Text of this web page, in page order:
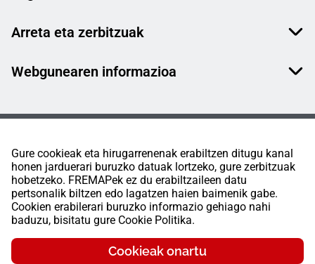
Gure cookieak eta hirugarrenenak erabiltzen ditugu kanal
honen jarduerari buruzko datuak lortzeko, gure zerbitzuak
hobetzeko. FREMAPek ez du erabiltzaileen datu
pertsonalik biltzen edo lagatzen haien baimenik gabe.
Cookien erabilerari buruzko informazio gehiago nahi
baduzu, bisitatu gure Cookie Politika.
Cookieak onartu
Arreta eta zerbitzuak
Webgunearen informazioa